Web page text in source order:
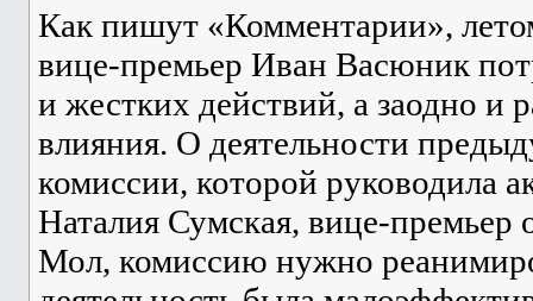
Как пишут «Комментарии»,
вице-премьер Иван Васюник
и жестких действий, а заодно и
влияния. О деятельности
комиссии, которой руководила
Наталия Сумская, вице-премьер
Мол, комиссию нужно